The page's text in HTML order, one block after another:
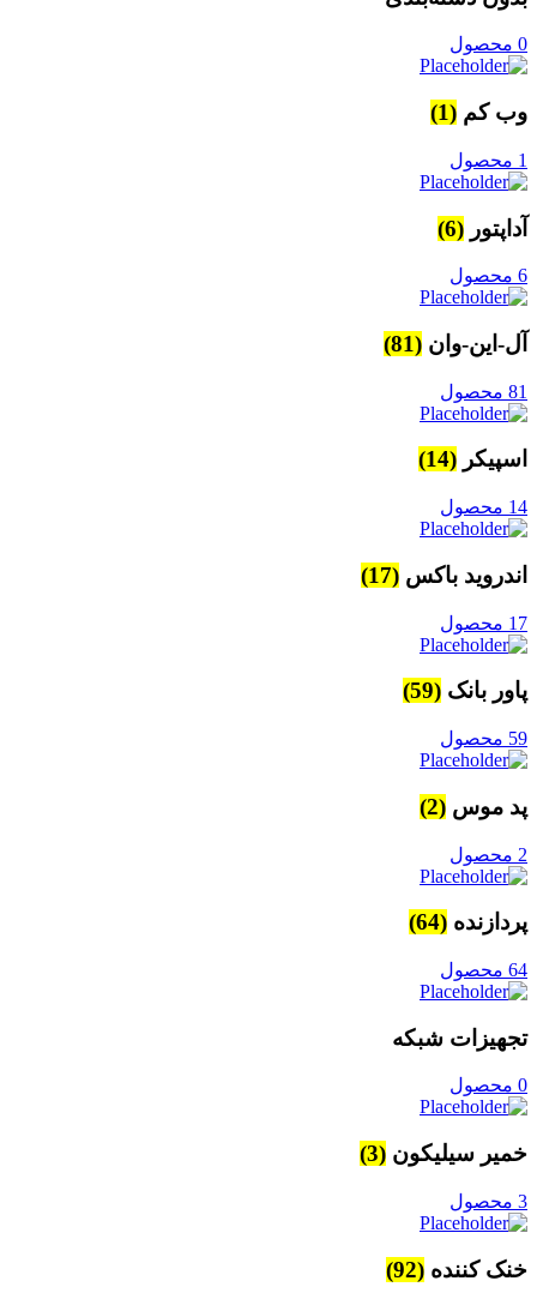
0 محصول
وب کم (1)
1 محصول
آداپتور (6)
6 محصول
آل-این-وان (81)
81 محصول
اسپیکر (14)
14 محصول
اندروید باکس (17)
17 محصول
پاور بانک (59)
59 محصول
پد موس (2)
2 محصول
پردازنده (64)
64 محصول
تجهیزات شبکه
0 محصول
خمیر سیلیکون (3)
3 محصول
خنک کننده (92)